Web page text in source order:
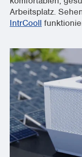
Arbeitsplatz.
IntrCooll